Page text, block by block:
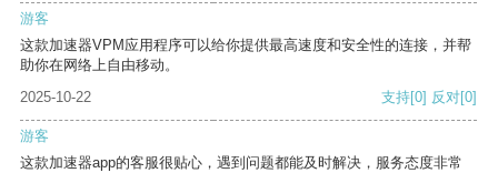
游客
这款加速器VPM应用程序可以给你提供最高速度和安全性的连接，并帮
助你在网络上自由移动。
2025-10-22
支持[0] 反对[0]
游客
这款加速器app的客服很贴心，遇到问题都能及时解决，服务态度非常